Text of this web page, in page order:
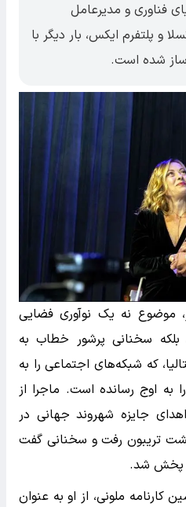
فناوری و مدیرعامل
و پلتفرم ایکس، بار دیگر با
شده است.
موضوع نه یک نوآوری فضایی
سخنانی پرشور خطاب به
که شبکه‌های اجتماعی را به
به اوج رسانده است. ماجرا از
جایزه شهروند جهانی در
پشت تریبون رفت و سخنانی گفت
پخش شد.
ملونی، از او به عنوان